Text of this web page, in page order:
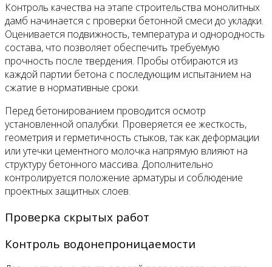
Контроль качества на этапе строительства монолитных
дамб начинается с проверки бетонной смеси до укладки.
Оценивается подвижность, температура и однородность
состава, что позволяет обеспечить требуемую
прочность после твердения. Пробы отбираются из
каждой партии бетона с последующим испытанием на
сжатие в нормативные сроки.
Перед бетонированием проводится осмотр
установленной опалубки. Проверяется ее жесткость,
геометрия и герметичность стыков, так как деформации
или утечки цементного молочка напрямую влияют на
структуру бетонного массива. Дополнительно
контролируется положение арматуры и соблюдение
проектных защитных слоев.
Проверка скрытых работ
Контроль водонепроницаемости